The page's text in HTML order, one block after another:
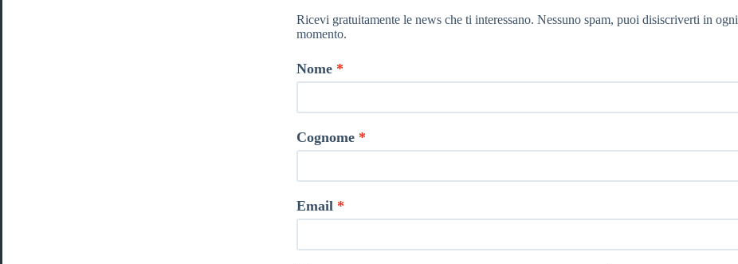
Ricevi gratuitamente le news che ti interessano. Nessuno spam, puoi disiscriverti in ogni
momento.
Nome
Cognome
Email